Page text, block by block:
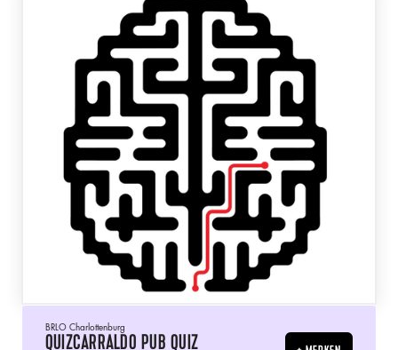
BRLO Charlottenburg
QUIZCARRALDO PUB QUIZ